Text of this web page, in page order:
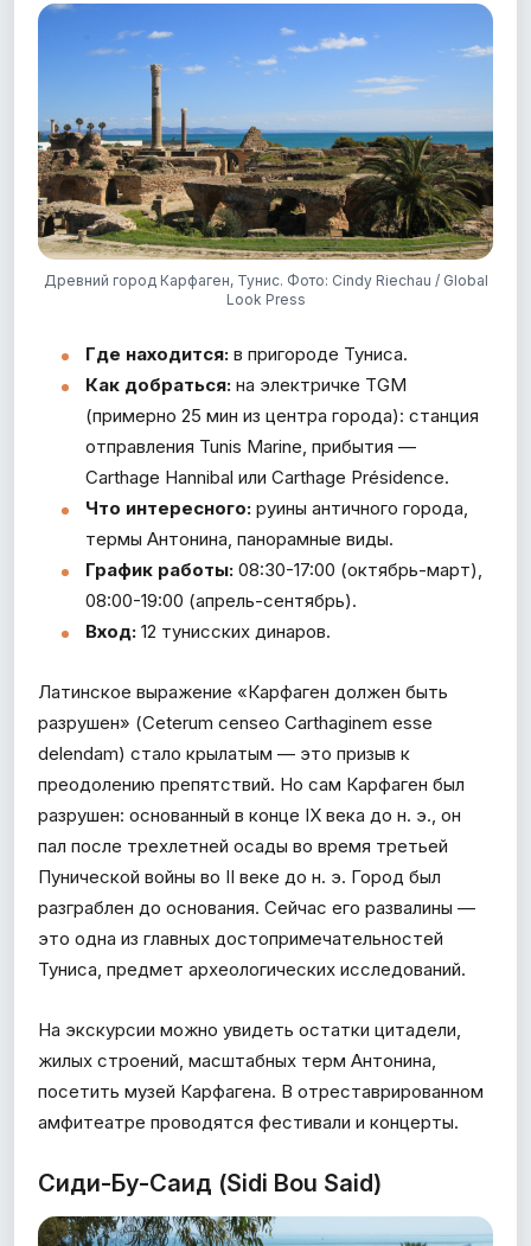
Древний город Карфаген, Тунис. Фото: Cindy Riechau / Global
Look Press
Где находится: в пригороде Туниса.
Как добраться: на электричке TGM
(примерно 25 мин из центра города): станция
отправления Tunis Marine, прибытия —
Carthage Hannibal или Carthage Présidence.
Что интересного: руины античного города,
термы Антонина, панорамные виды.
График работы: 08:30-17:00 (октябрь-март),
08:00-19:00 (апрель-сентябрь).
Вход: 12 тунисских динаров.
Латинское выражение «Карфаген должен быть
разрушен» (Ceterum censeo Carthaginem esse
delendam) стало крылатым — это призыв к
преодолению препятствий. Но сам Карфаген был
разрушен: основанный в конце IX века до н. э., он
пал после трехлетней осады во время третьей
Пунической войны во II веке до н. э. Город был
разграблен до основания. Сейчас его развалины —
это одна из главных достопримечательностей
Туниса, предмет археологических исследований.
На экскурсии можно увидеть остатки цитадели,
жилых строений, масштабных терм Антонина,
посетить музей Карфагена. В отреставрированном
амфитеатре проводятся фестивали и концерты.
Сиди-Бу-Саид (Sidi Bou Said)